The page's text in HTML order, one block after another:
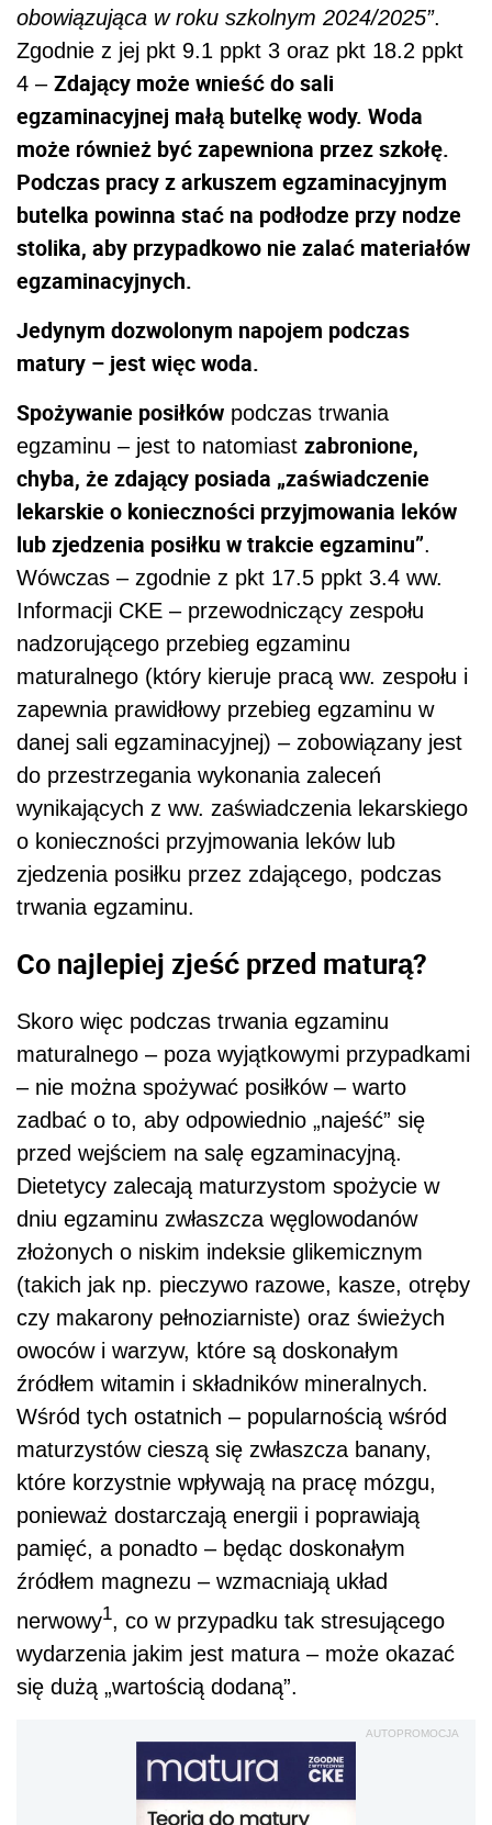
obowiązująca w roku szkolnym 2024/2025”.
Zgodnie z jej pkt 9.1 ppkt 3 oraz pkt 18.2 ppkt
4 – Zdający może wnieść do sali
egzaminacyjnej małą butelkę wody. Woda
może również być zapewniona przez szkołę.
Podczas pracy z arkuszem egzaminacyjnym
butelka powinna stać na podłodze przy nodze
stolika, aby przypadkowo nie zalać materiałów
egzaminacyjnych.
Jedynym dozwolonym napojem podczas
matury – jest więc woda.
Spożywanie posiłków podczas trwania
egzaminu – jest to natomiast zabronione,
chyba, że zdający posiada „zaświadczenie
lekarskie o konieczności przyjmowania leków
lub zjedzenia posiłku w trakcie egzaminu”.
Wówczas – zgodnie z pkt 17.5 ppkt 3.4 ww.
Informacji CKE – przewodniczący zespołu
nadzorującego przebieg egzaminu
maturalnego (który kieruje pracą ww. zespołu i
zapewnia prawidłowy przebieg egzaminu w
danej sali egzaminacyjnej) – zobowiązany jest
do przestrzegania wykonania zaleceń
wynikających z ww. zaświadczenia lekarskiego
o konieczności przyjmowania leków lub
zjedzenia posiłku przez zdającego, podczas
trwania egzaminu.
Co najlepiej zjeść przed maturą?
Skoro więc podczas trwania egzaminu
maturalnego – poza wyjątkowymi przypadkami
– nie można spożywać posiłków – warto
zadbać o to, aby odpowiednio „najeść” się
przed wejściem na salę egzaminacyjną.
Dietetycy zalecają maturzystom spożycie w
dniu egzaminu zwłaszcza węglowodanów
złożonych o niskim indeksie glikemicznym
(takich jak np. pieczywo razowe, kasze, otręby
czy makarony pełnoziarniste) oraz świeżych
owoców i warzyw, które są doskonałym
źródłem witamin i składników mineralnych.
Wśród tych ostatnich – popularnością wśród
maturzystów cieszą się zwłaszcza banany,
które korzystnie wpływają na pracę mózgu,
ponieważ dostarczają energii i poprawiają
pamięć, a ponadto – będąc doskonałym
źródłem magnezu – wzmacniają układ
nerwowy1, co w przypadku tak stresującego
wydarzenia jakim jest matura – może okazać
się dużą „wartością dodaną”.
AUTOPROMOCJA